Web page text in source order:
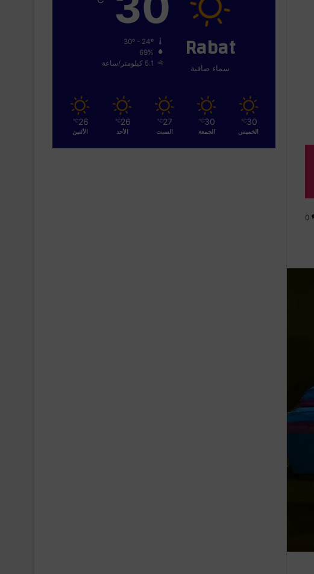
0
Rabat
سماء صافية
69%
5.1 كيلومتر/ساعة
30
℃
الخميس
30
℃
الجمعة
27
℃
السبت
26
℃
الأحد
26
℃
الأثنين